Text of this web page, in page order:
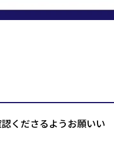
くださるようお願いい